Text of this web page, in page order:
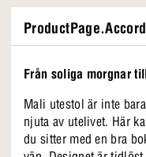
Från soliga morgnar
Mali utestol är inte
njuta av utelivet. Här
du sitter med en bra